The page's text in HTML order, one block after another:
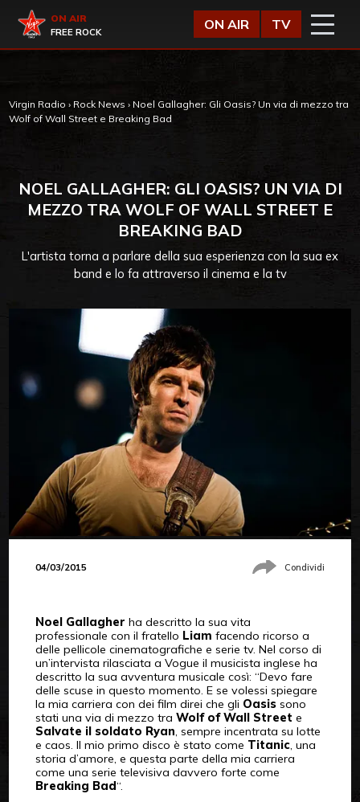
Virgin Radio
ON AIR
FREE ROCK
ON AIR TV
Virgin Radio › Rock News › Noel Gallagher: Gli Oasis? Un via di mezzo tra
Wolf of Wall Street e Breaking Bad
NOEL GALLAGHER: GLI OASIS? UN VIA DI
MEZZO TRA WOLF OF WALL STREET E
BREAKING BAD
L'artista torna a parlare della sua esperienza con la sua ex
band e lo fa attraverso il cinema e la tv
04/03/2015 Condividi
Noel Gallagher ha descritto la sua vita
professionale con il fratello Liam facendo ricorso a
delle pellicole cinematografiche e serie tv. Nel corso di
un’intervista rilasciata a Vogue il musicista inglese ha
descritto la sua avventura musicale così: “Devo fare
delle scuse in questo momento. E se volessi spiegare
la mia carriera con dei film direi che gli Oasissono
stati una via di mezzo tra Wolf of Wall Street e
Salvate il soldato Ryan, sempre incentrata su lotte
e caos. Il mio primo disco è stato come Titanic, una
storia d’amore, e questa parte della mia carriera
come una serie televisiva davvero forte come
Breaking Bad“.